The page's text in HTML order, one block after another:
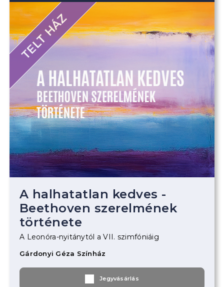
TELT HÁZ
A halhatatlan kedves -
Beethoven szerelmének
története
A Leonóra-nyitánytól a VII. szimfóniáig
Gárdonyi Géza Színház
Jegyvásárlás